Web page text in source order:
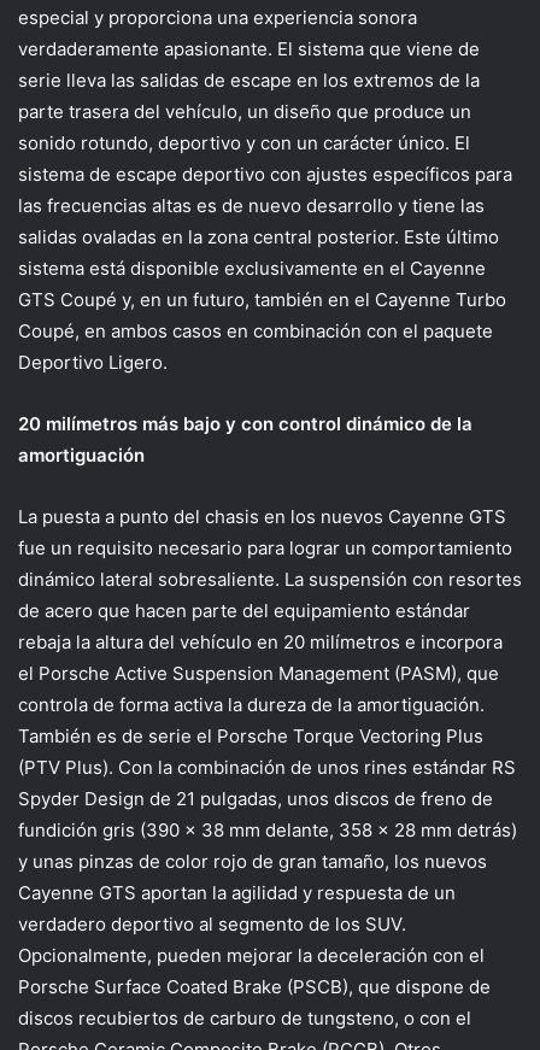
especial y proporciona una experiencia sonora
verdaderamente apasionante. El sistema que viene de
serie lleva las salidas de escape en los extremos de la
parte trasera del vehículo, un diseño que produce un
sonido rotundo, deportivo y con un carácter único. El
sistema de escape deportivo con ajustes específicos para
las frecuencias altas es de nuevo desarrollo y tiene las
salidas ovaladas en la zona central posterior. Este último
sistema está disponible exclusivamente en el Cayenne
GTS Coupé y, en un futuro, también en el Cayenne Turbo
Coupé, en ambos casos en combinación con el paquete
Deportivo Ligero.
20 milímetros más bajo y con control dinámico de la
amortiguación
La puesta a punto del chasis en los nuevos Cayenne GTS
fue un requisito necesario para lograr un comportamiento
dinámico lateral sobresaliente. La suspensión con resortes
de acero que hacen parte del equipamiento estándar
rebaja la altura del vehículo en 20 milímetros e incorpora
el Porsche Active Suspension Management (PASM), que
controla de forma activa la dureza de la amortiguación.
También es de serie el Porsche Torque Vectoring Plus
(PTV Plus). Con la combinación de unos rines estándar RS
Spyder Design de 21 pulgadas, unos discos de freno de
fundición gris (390 x 38 mm delante, 358 x 28 mm detrás)
y unas pinzas de color rojo de gran tamaño, los nuevos
Cayenne GTS aportan la agilidad y respuesta de un
verdadero deportivo al segmento de los SUV.
Opcionalmente, pueden mejorar la deceleración con el
Porsche Surface Coated Brake (PSCB), que dispone de
discos recubiertos de carburo de tungsteno, o con el